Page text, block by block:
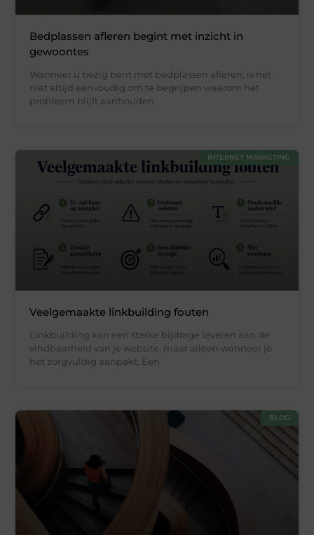
Bedplassen afleren begint met inzicht in
gewoontes
Wanneer u bezig bent met bedplassen afleren, is het
niet altijd eenvoudig om te begrijpen waarom het
probleem blijft aanhouden.
INTERNET MARKETING
Veelgemaakte linkbuilding fouten
Linkbuilding kan een sterke bijdrage leveren aan de
vindbaarheid van je website, maar alleen wanneer je
het zorgvuldig aanpakt. Een
BLOG